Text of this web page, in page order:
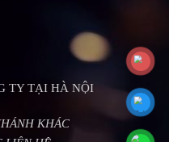
TY TẠI HÀ NỘI
KHÁC